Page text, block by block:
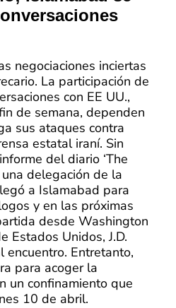
negociaciones inciertas
La participación de
con EE UU.,
de semana, dependen
sus ataques contra
estatal iraní. Sin
del diario ‘The
delegación de la
a Islamabad para
y en las próximas
desde Washington
Estados Unidos, J.D.
encuentro. Entretanto,
para acoger la
un confinamiento que
10 de abril.